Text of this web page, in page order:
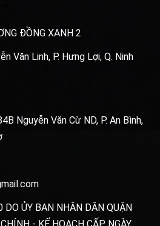
ĐỒNG XANH 2
Văn Linh, P. Hưng Lợi, Q. Ninh
Nguyễn Văn Cừ ND, P. An Bình,
ỦY BAN NHÂN DÂN QUẬN